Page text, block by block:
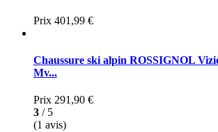
Prix 401,99 €
Chaussure ski alpin ROSSIGNOL
Mv...
Prix 291,90 €
3 / 5
(1 avis)